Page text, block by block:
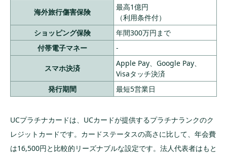
海外旅行傷害保険
最高1億円
（利用条件付）
ショッピング保険
年間300万円まで
付帯電子マネー
-
スマホ決済
Apple Pay、Google Pay、
Visaタッチ決済
発行期間
最短5営業日
UCプラチナカードは、UCカードが提供するプラチナランクのク
レジットカードです。カードステータスの高さに比して、年会費
は16,500円と比較的リーズナブルな設定です。法人代表者はもと